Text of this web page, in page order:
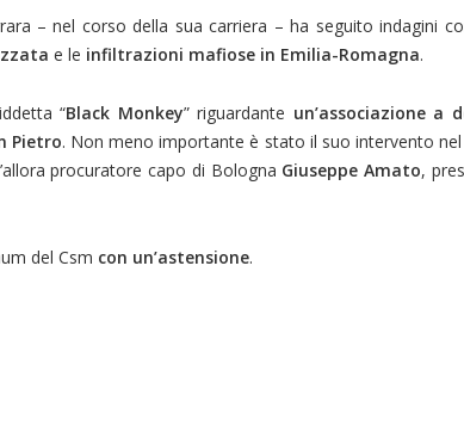
– nel corso della sua carriera – ha seguito indagini
e le infiltrazioni mafiose in Emilia-Romagna.
“Black Monkey” riguardante un’associazione a
Pietro. Non meno importante è stato il suo intervento
procuratore capo di Bologna Giuseppe Amato,
del Csm con un’astensione.